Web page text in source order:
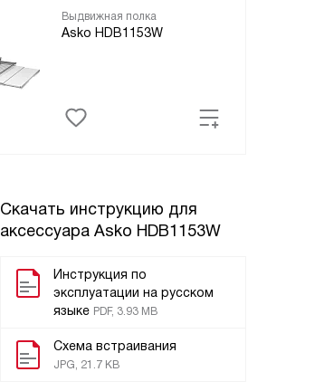
Выдвижная полка
Asko HDB1153W
Скачать инструкцию для
аксессуара Asko HDB1153W
Инструкция по
эксплуатации на русском
языке PDF, 3.93 MB
Схема встраивания
JPG, 21.7 KB